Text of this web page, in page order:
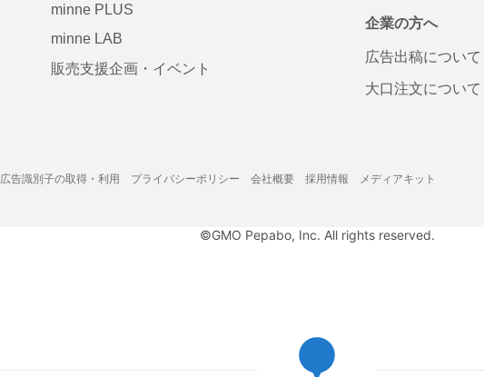
minne PLUS
minne LAB
販売支援企画・イベント
企業の方へ
広告出稿について
大口注文について
広告識別子の取得・利用 プライバシーポリシー 会社概要 採用情報 メディアキット
©GMO Pepabo, Inc. All rights reserved.